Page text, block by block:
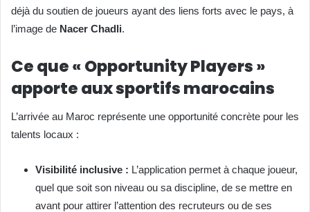
déjà du soutien de joueurs ayant des liens forts avec le pays, à
l’image de Nacer Chadli.
Ce que « Opportunity Players »
apporte aux sportifs marocains
L’arrivée au Maroc représente une opportunité concrète pour les
talents locaux :
Visibilité inclusive : L’application permet à chaque joueur,
quel que soit son niveau ou sa discipline, de se mettre en
avant pour attirer l’attention des recruteurs ou de ses